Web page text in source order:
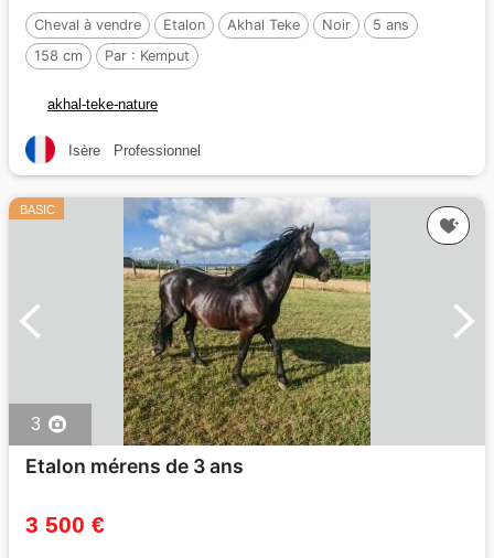
Cheval à vendre Etalon Akhal Teke Noir
5 ans
158 cm
Par : Kemput
akhal-teke-nature
Isère Professionnel
BASIC
3
Etalon mérens de 3 ans
3 500 €